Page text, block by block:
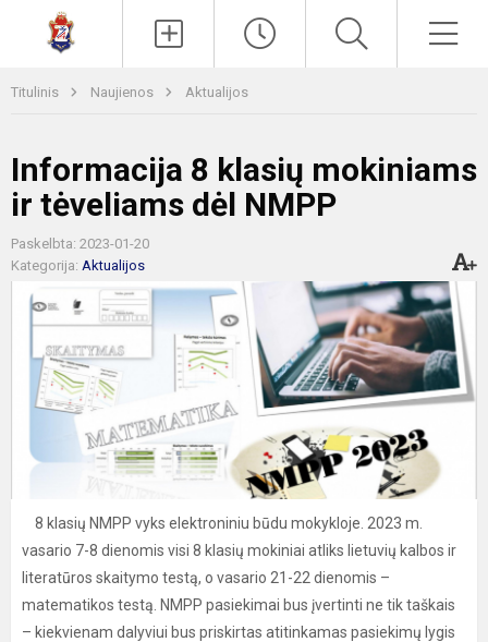
Titulinis Naujienos Aktualijos
Informacija 8 klasių mokiniams
ir tėveliams dėl NMPP
Paskelbta: 2023-01-20
Kategorija: Aktualijos
8 klasių NMPP vyks elektroniniu būdu mokykloje. 2023 m.
vasario 7-8 dienomis visi 8 klasių mokiniai atliks lietuvių kalbos ir
literatūros skaitymo testą, o vasario 21-22 dienomis –
matematikos testą. NMPP pasiekimai bus įvertinti ne tik taškais
– kiekvienam dalyviui bus priskirtas atitinkamas pasiekimų lygis